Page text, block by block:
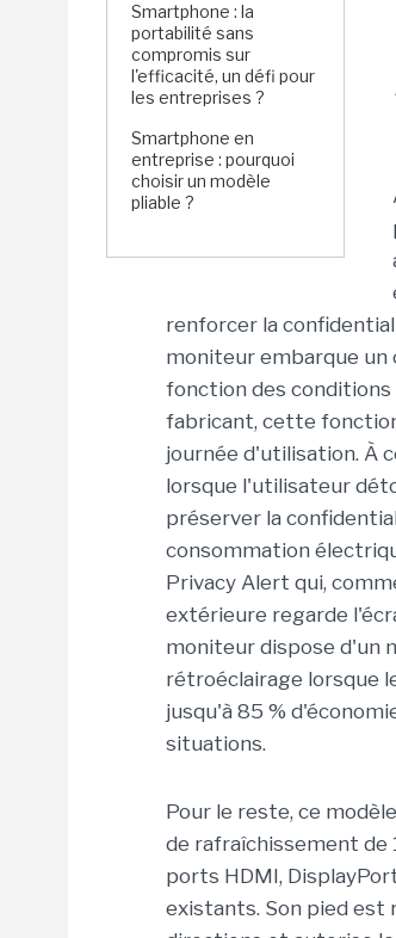
Smartphone : la
portabilité sans
compromis sur
l'efficacité, un défi pour
les entreprises ?
Smartphone en
entreprise : pourquoi
choisir un modèle
pliable ?
renforcer la
moniteur embarque
fonction des conditions
fabricant, cette
journée d'utilisation. À
lorsque l'utilisateur
préserver la
consommation
Privacy Alert qui,
extérieure regarde
moniteur dispose d'un
rétroéclairage lorsque
jusqu'à 85 %
situations.
Pour le reste, ce
de rafraîchissement de
ports HDMI,
existants. Son pied est